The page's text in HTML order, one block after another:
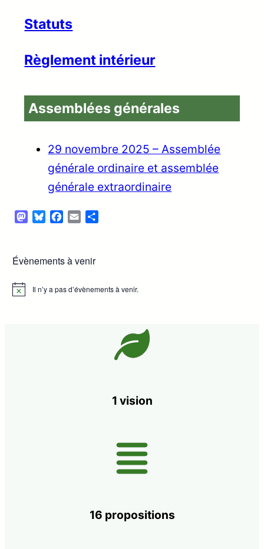
Statuts
Règlement intérieur
Assemblées générales
29 novembre 2025 – Assemblée
générale ordinaire et assemblée
générale extraordinaire
Mastodon
BlueskyFacebook
Email
Évènements à venir
Notice Il n’y a pas d’évènements à venir.
1 vision
16 propositions